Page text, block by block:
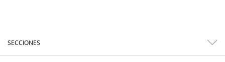
SECCIONES